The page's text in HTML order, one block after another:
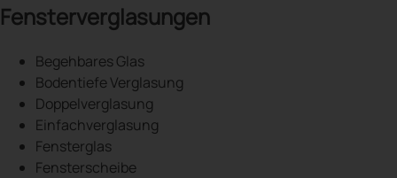
Fensterverglasungen
Begehbares Glas
Bodentiefe Verglasung
Doppelverglasung
Einfachverglasung
Fensterglas
Fensterscheibe